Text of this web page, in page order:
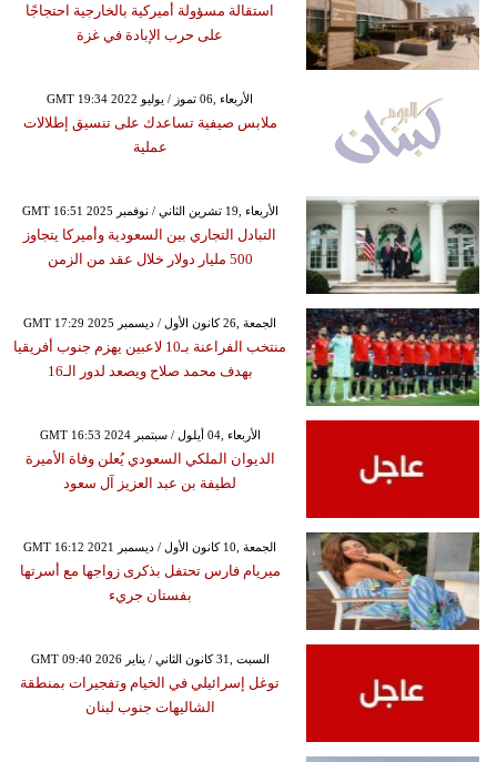
استقالة مسؤولة أميركية بالخارجية احتجاجًا
على حرب الإبادة في غزة
GMT 19:34 2022 الأربعاء ,06 تموز / يوليو
ملابس صيفية تساعدك على تنسيق إطلالات
عملية
GMT 16:51 2025 الأربعاء ,19 تشرين الثاني / نوفمبر
التبادل التجاري بين السعودية وأميركا يتجاوز
500 مليار دولار خلال عقد من الزمن
GMT 17:29 2025 الجمعة ,26 كانون الأول / ديسمبر
منتخب الفراعنة بـ10 لاعبين يهزم جنوب أفريقيا
بهدف محمد صلاح ويصعد لدور الـ16
GMT 16:53 2024 الأربعاء ,04 أيلول / سبتمبر
الديوان الملكي السعودي يُعلن وفاة الأميرة
لطيفة بن عبد العزيز آل سعود
GMT 16:12 2021 الجمعة ,10 كانون الأول / ديسمبر
ميريام فارس تحتفل بذكرى زواجها مع أسرتها
بفستان جريء
GMT 09:40 2026 السبت ,31 كانون الثاني / يناير
توغل إسرائيلي في الخيام وتفجيرات بمنطقة
الشاليهات جنوب لبنان